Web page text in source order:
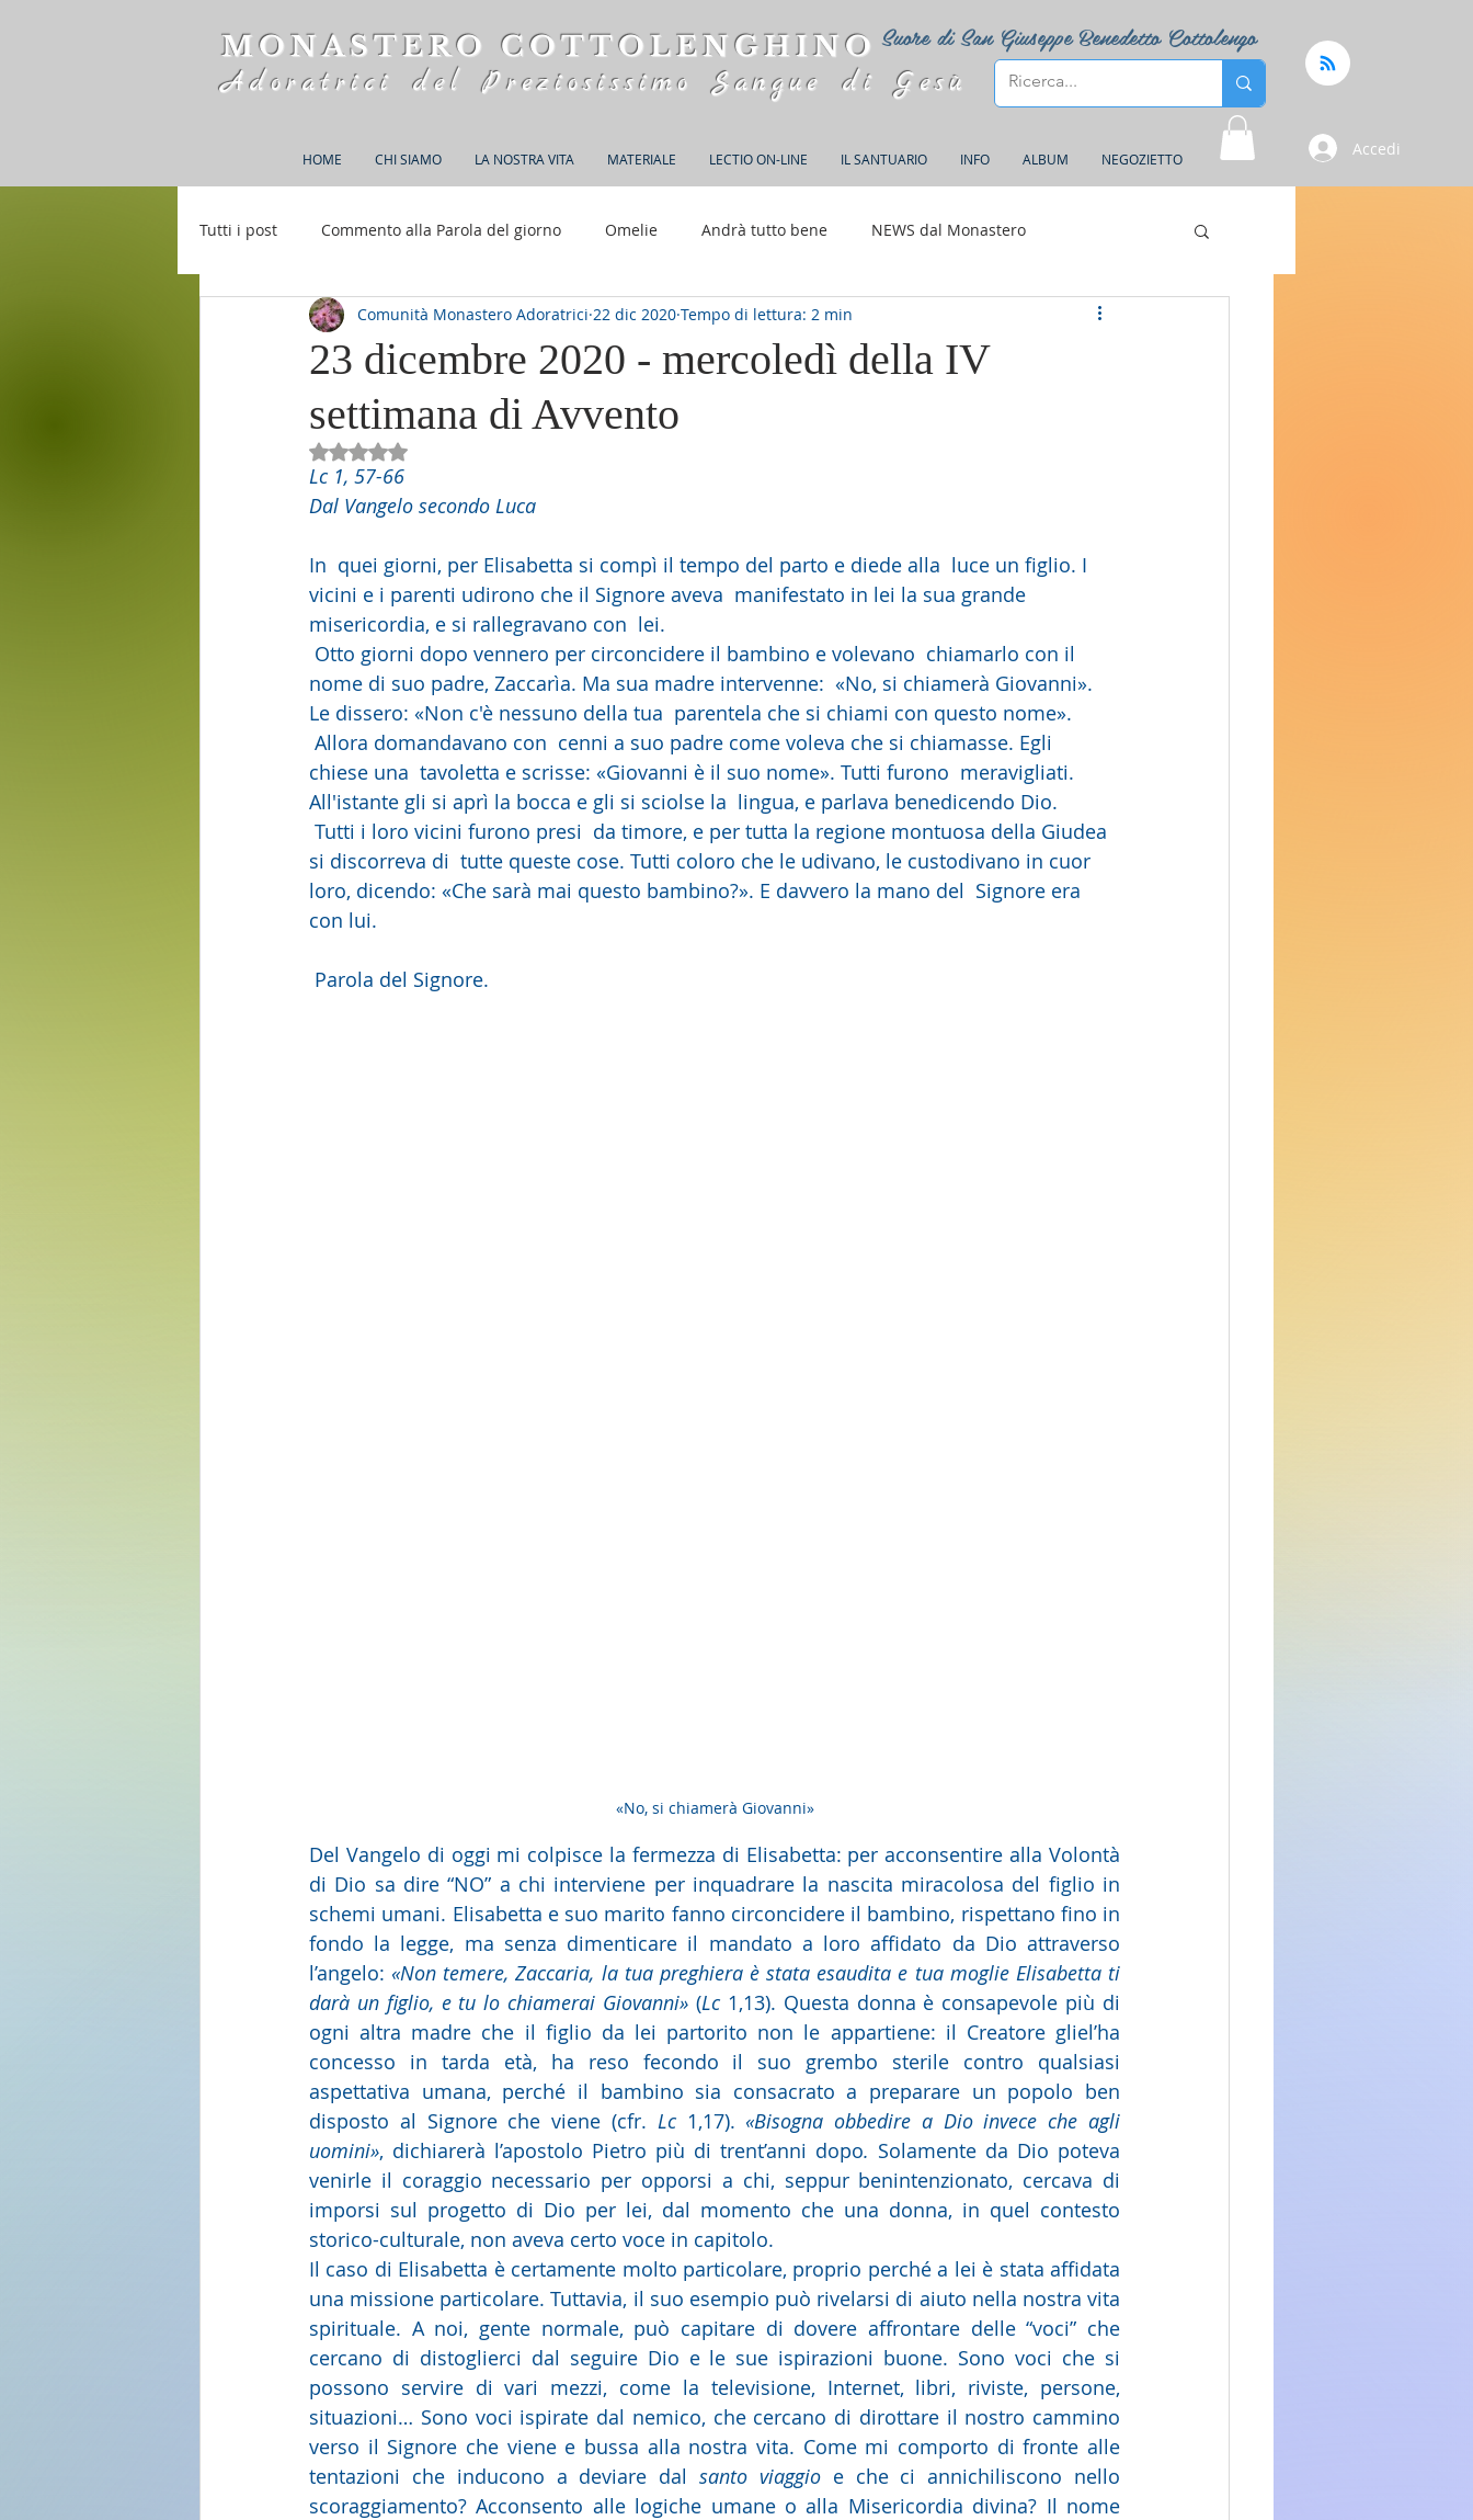
Suore di San Giuseppe Benedetto Cottolengo
MONASTERO COTTOLENGHINO
Adoratrici del Preziosissimo Sangue di Gesù
HOME CHI SIAMO LA NOSTRA VITA MATERIALE LECTIO ON-LINE IL SANTUARIO INFO ALBUM NEGOZIETTO
Accedi
Tutti i post Commento alla Parola del giorno Omelie Andrà tutto bene NEWS dal Monastero
Rifugio S. M. della Bellezza 150 anni di Adorazione
23 dicembre 2020 - mercoledì della IV
settimana di Avvento
Comunità Monastero Adoratrici 22 dic 2020 Tempo di lettura: 2 min
Valutazione NaN stelle su 5.
Lc 1, 57-66
Dal Vangelo secondo Luca
In  quei giorni, per Elisabetta si compì il tempo del parto e diede alla  luce un figlio. I
vicini e i parenti udirono che il Signore aveva  manifestato in lei la sua grande
misericordia, e si rallegravano con  lei.
nome di suo padre, Zaccarìa. Ma sua madre intervenne:  «No, si chiamerà Giovanni».
Le dissero: «Non c'è nessuno della tua  parentela che si chiami con questo nome».
chiese una  tavoletta e scrisse: «Giovanni è il suo nome». Tutti furono  meravigliati.
All'istante gli si aprì la bocca e gli si sciolse la  lingua, e parlava benedicendo Dio.
si discorreva di  tutte queste cose. Tutti coloro che le udivano, le custodivano in cuor
loro, dicendo: «Che sarà mai questo bambino?». E davvero la mano del  Signore era
con lui.
Parola del Signore.
«No, si chiamerà Giovanni»
Del Vangelo di oggi mi colpisce la fermezza di Elisabetta: per acconsentire alla Volontà
di Dio sa dire “NO” a chi interviene per inquadrare la nascita miracolosa del figlio in
schemi umani. Elisabetta e suo marito fanno circoncidere il bambino, rispettano fino in
fondo la legge, ma senza dimenticare il mandato a loro affidato da Dio attraverso
l’angelo: «Non temere, Zaccaria, la tua preghiera è stata esaudita e tua moglie Elisabetta ti
darà un figlio, e tu lo chiamerai Giovanni» (Lc 1,13). Questa donna è consapevole più di
ogni altra madre che il figlio da lei partorito non le appartiene: il Creatore gliel’ha
concesso in tarda età, ha reso fecondo il suo grembo sterile contro qualsiasi
aspettativa umana, perché il bambino sia consacrato a preparare un popolo ben
disposto al Signore che viene (cfr. Lc 1,17). «Bisogna obbedire a Dio invece che agli
uomini», dichiarerà l’apostolo Pietro più di trent’anni dopo. Solamente da Dio poteva
venirle il coraggio necessario per opporsi a chi, seppur benintenzionato, cercava di
imporsi sul progetto di Dio per lei, dal momento che una donna, in quel contesto
storico-culturale, non aveva certo voce in capitolo.
Il caso di Elisabetta è certamente molto particolare, proprio perché a lei è stata affidata
una missione particolare. Tuttavia, il suo esempio può rivelarsi di aiuto nella nostra vita
spirituale. A noi, gente normale, può capitare di dovere affrontare delle “voci” che
cercano di distoglierci dal seguire Dio e le sue ispirazioni buone. Sono voci che si
possono servire di vari mezzi, come la televisione, Internet, libri, riviste, persone,
situazioni… Sono voci ispirate dal nemico, che cercano di dirottare il nostro cammino
verso il Signore che viene e bussa alla nostra vita. Come mi comporto di fronte alle
tentazioni che inducono a deviare dal santo viaggio e che ci annichiliscono nello